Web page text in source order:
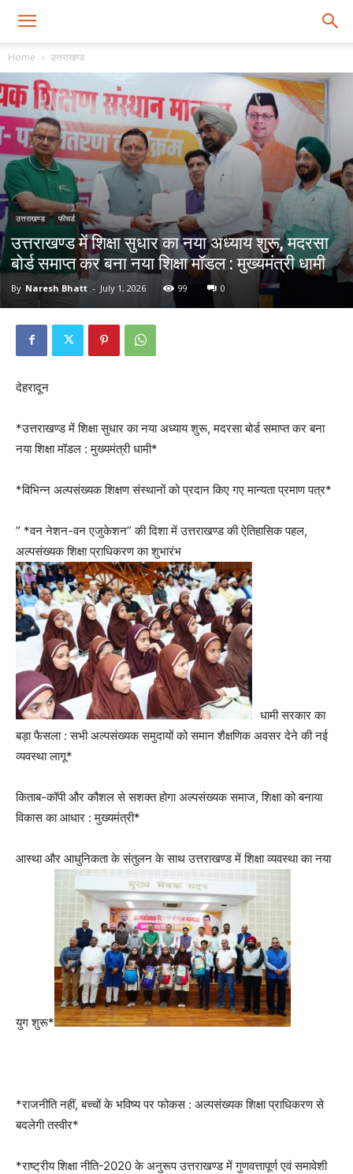
Home उत्तराखण्ड
उत्तराखण्ड फीचर्ड
उत्तराखण्ड में शिक्षा सुधार का नया अध्याय शुरू, मदरसा
बोर्ड समाप्त कर बना नया शिक्षा मॉडल : मुख्यमंत्री धामी
By Naresh Bhatt - July 1, 2026 99 0
देहरादून
*उत्तराखण्ड में शिक्षा सुधार का नया अध्याय शुरू, मदरसा बोर्ड समाप्त कर बना
नया शिक्षा मॉडल : मुख्यमंत्री धामी*
*विभिन्न अल्पसंख्यक शिक्षण संस्थानों को प्रदान किए गए मान्यता प्रमाण पत्र*
” *वन नेशन-वन एजुकेशन” की दिशा में उत्तराखण्ड की ऐतिहासिक पहल,
अल्पसंख्यक शिक्षा प्राधिकरण का शुभारंभ
धामी सरकार का
बड़ा फैसला : सभी अल्पसंख्यक समुदायों को समान शैक्षणिक अवसर देने की नई
व्यवस्था लागू*
किताब-कॉपी और कौशल से सशक्त होगा अल्पसंख्यक समाज, शिक्षा को बनाया
विकास का आधार : मुख्यमंत्री*
आस्था और आधुनिकता के संतुलन के साथ उत्तराखण्ड में शिक्षा व्यवस्था का नया
युग शुरू*
*राजनीति नहीं, बच्चों के भविष्य पर फोकस : अल्पसंख्यक शिक्षा प्राधिकरण से
बदलेगी तस्वीर*
*राष्ट्रीय शिक्षा नीति-2020 के अनुरूप उत्तराखण्ड में गुणवत्तापूर्ण एवं समावेशी